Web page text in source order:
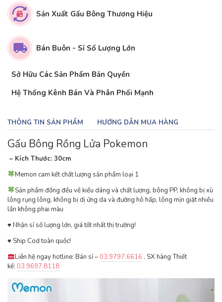
Sản Xuất Gấu Bông Thương Hiệu
Bán Buôn - Sỉ Số Lượng Lớn
Sở Hữu Các Sản Phẩm Bản Quyền
Hệ Thống Kênh Bán Và Phân Phối Mạnh
THÔNG TIN SẢN PHẨM HƯỚNG DẪN MUA HÀNG
Gấu Bông Rồng Lửa Pokemon
– Kích Thước: 30cm
Memon cam kết chất lượng sản phẩm loại 1
Sản phẩm đồng đều về kiểu dáng và chất lượng, bông PP, không bị xù
lông rụng lông, không bị dị ứng da và đường hô hấp, lông mịn giặt nhiều
lần không phai màu
♥ ️Nhận sỉ số lượng lớn, giá tốt nhất thị trường!
♥ ️Ship Cod toàn quốc!
Liên hệ ngay hotline: Bán sỉ – 03.9797.6616 . SX hàng Thiết
kế: 03.9697.8118